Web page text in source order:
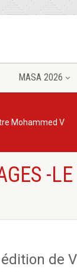
MASA 2026
Mohammed V
-
de